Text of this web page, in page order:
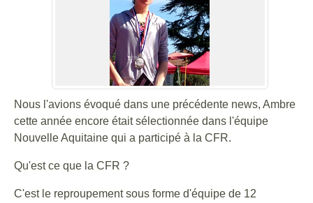
Nous l'avions évoqué dans une précédente news, Ambre
cette année encore était sélectionnée dans l'équipe
Nouvelle Aquitaine qui a participé à la CFR.
Qu'est ce que la CFR ?
C'est le reproupement sous forme d'équipe de 12